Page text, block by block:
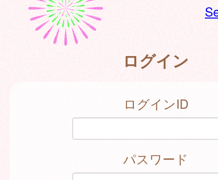
ログイン
ログインID
パスワード